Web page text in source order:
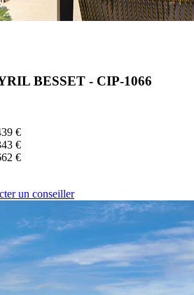
BESSET - CIP-1066
€
€
€
un conseiller